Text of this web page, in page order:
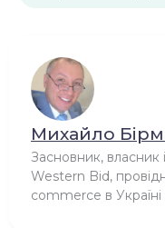
Михайло
Засновник, власник
Western Bid,
commerce в Україні